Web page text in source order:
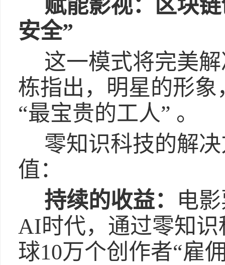
赋能影视：区块
安全”
这一模式将完美
栋指出，明星的形
“最宝贵的工人” 。
零知识科技的解
值：
持续的收益：
电
AI时代，通过零知
球10万个创作者“雇